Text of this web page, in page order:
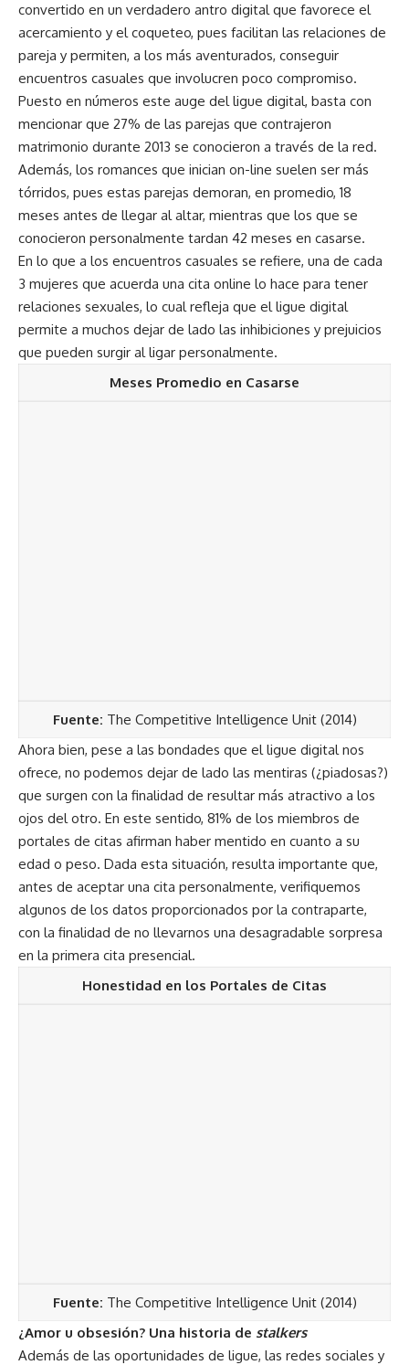
convertido en un verdadero antro digital que favorece el
acercamiento y el coqueteo, pues facilitan las relaciones de
pareja y permiten, a los más aventurados, conseguir
encuentros casuales que involucren poco compromiso.
Puesto en números este auge del ligue digital, basta con
mencionar que 27% de las parejas que contrajeron
matrimonio durante 2013 se conocieron a través de la red.
Además, los romances que inician on-line suelen ser más
tórridos, pues estas parejas demoran, en promedio, 18
meses antes de llegar al altar, mientras que los que se
conocieron personalmente tardan 42 meses en casarse.
En lo que a los encuentros casuales se refiere, una de cada
3 mujeres que acuerda una cita online lo hace para tener
relaciones sexuales, lo cual refleja que el ligue digital
permite a muchos dejar de lado las inhibiciones y prejuicios
que pueden surgir al ligar personalmente.
Meses Promedio en Casarse
Fuente: The Competitive Intelligence Unit (2014)
Ahora bien, pese a las bondades que el ligue digital nos
ofrece, no podemos dejar de lado las mentiras (¿piadosas?)
que surgen con la finalidad de resultar más atractivo a los
ojos del otro. En este sentido, 81% de los miembros de
portales de citas afirman haber mentido en cuanto a su
edad o peso. Dada esta situación, resulta importante que,
antes de aceptar una cita personalmente, verifiquemos
algunos de los datos proporcionados por la contraparte,
con la finalidad de no llevarnos una desagradable sorpresa
en la primera cita presencial.
Honestidad en los Portales de Citas
Fuente: The Competitive Intelligence Unit (2014)
¿Amor u obsesión? Una historia de stalkers
Además de las oportunidades de ligue, las redes sociales y